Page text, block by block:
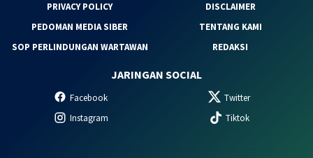
PRIVACY POLICY
DISCLAIMER
PEDOMAN MEDIA SIBER
TENTANG KAMI
SOP PERLINDUNGAN WARTAWAN
REDAKSI
JARINGAN SOCIAL
Facebook
Twitter
Instagram
Tiktok